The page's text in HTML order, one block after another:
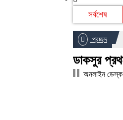
সর্বশেষ
প্রচ্ছদ
ডাকসুর প্রথম
অনলাইন ডেস্ক